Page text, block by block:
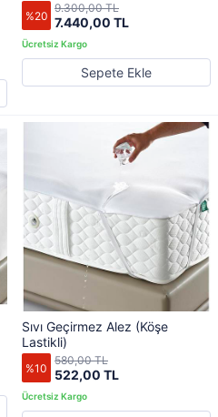
%20 7.440,00 TL
9.300,00 TL
Sepete Ekle
Sıvı Geçirmez Alez (Köşe
Lastikli)
%10 522,00 TL
580,00 TL